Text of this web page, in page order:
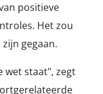
positieve
Het zou
gegaan.
wet staat", zegt